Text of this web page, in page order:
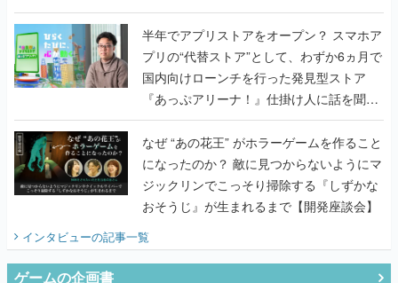
国内向けローンチを行った発見型ストア
『あっぷアリーナ！』仕掛け人に話を聞い
てみた
なぜ “あの花王” がホラーゲームを作ること
になったのか？ 敵に見つからないようにマ
ジックリンでこっそり掃除する『しずかな
おそうじ』が生まれるまで【開発座談会】
インタビューの記事一覧
『アビス』は、ひとつの奇跡だった──膨大
な開発資料とともに『テイルズ オブ ジ ア